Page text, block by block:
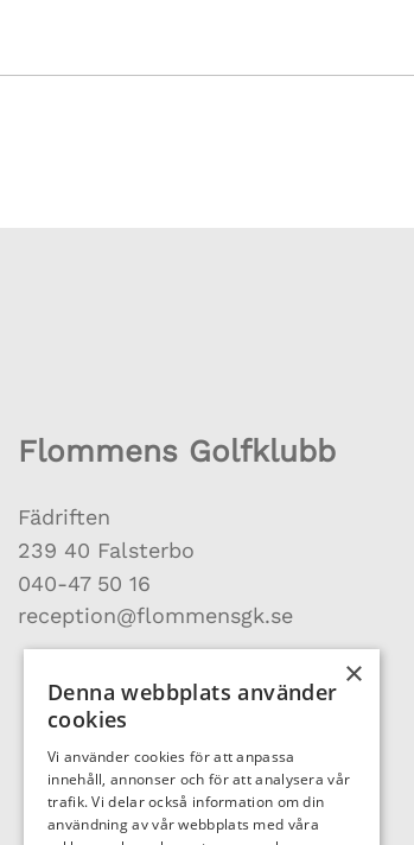
Flommens Golfklubb
Fädriften
239 40 Falsterbo
040-47 50 16
reception@flommensgk.se
×
Denna webbplats använder
cookies
Vi använder cookies för att anpassa
innehåll, annonser och för att analysera vår
trafik. Vi delar också information om din
användning av vår webbplats med våra